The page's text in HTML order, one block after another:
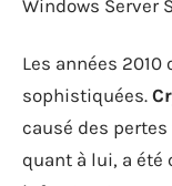
Windows Server
Les années
sophistiquées.
causé des
quant à lui, a été